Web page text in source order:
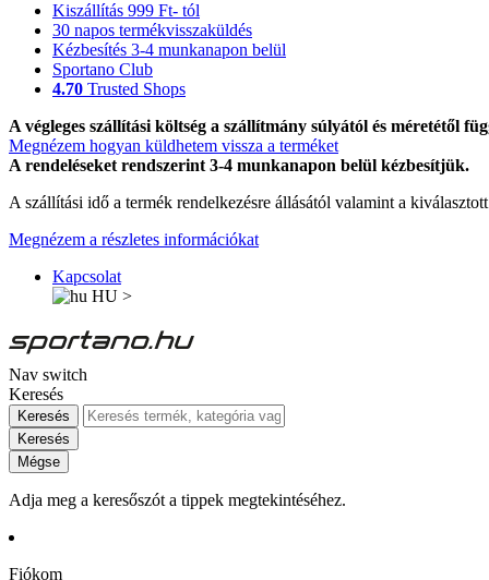
Kiszállítás 999 Ft- tól
30 napos termékvisszaküldés
Kézbesítés 3-4 munkanapon belül
Sportano Club
4.70 Trusted Shops
A végleges szállítási költség a szállítmány súlyától és méretétől
Megnézem hogyan küldhetem vissza a terméket
A rendeléseket rendszerint 3-4 munkanapon belül kézbesítjük.
A szállítási idő a termék rendelkezésre állásától valamint a
Megnézem a részletes információkat
Kapcsolat
HU >
Nav switch
Keresés
Keresés
Keresés
Mégse
Adja meg a keresőszót a tippek megtekintéséhez.
Fiókom